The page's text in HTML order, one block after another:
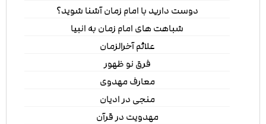
دوست دارید با امام زمان آشنا شوید؟
شباهت های امام زمان به انبیا
علائم آخرالزمان
فرق نو ظهور
معارف مهدوی
منجی در ادیان
مهدویت در قرآن